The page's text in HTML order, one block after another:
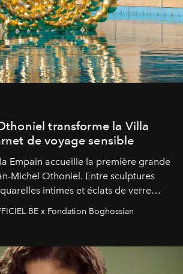
transforme la Villa
de voyage sensible
Empain accueille la première grande
Michel Othoniel. Entre sculptures
intimes et éclats de verre
compose un itinéraire
œuvre devient le souvenir
BE x Fondation Boghossian